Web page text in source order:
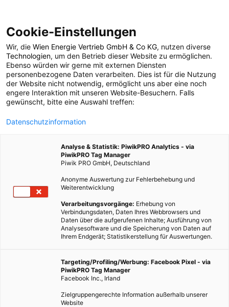
POSTS BY TAG
Co-Learning
1 BEITRAG
Cookie-Einstellungen
Wir, die Wien Energie Vertrieb GmbH & Co KG, nutzen diverse
Technologien, um den Betrieb dieser Website zu ermöglichen.
Ebenso würden wir gerne mit externen Diensten
personenbezogene Daten verarbeiten. Dies ist für die Nutzung
der Website nicht notwendig, ermöglicht uns aber eine noch
engere Interaktion mit unseren Website-Besuchern. Falls
gewünscht, bitte eine Auswahl treffen:
Datenschutzinformation
Analyse & Statistik: PiwikPRO Analytics - via
PiwikPRO Tag Manager
Piwik PRO GmbH, Deutschland
Anonyme Auswertung zur Fehlerbehebung und
Weiterentwicklung
Verarbeitungsvorgänge: Erhebung von
Verbindungsdaten, Daten Ihres Webbrowsers und
Daten über die aufgerufenen Inhalte; Ausführung von
Analysesoftware und die Speicherung von Daten auf
Ihrem Endgerät; Statistikerstellung für Auswertungen.
Targeting/Profiling/Werbung: Facebook Pixel - via
PiwikPRO Tag Manager
Facebook Inc., Irland
Zielgruppengerechte Information außerhalb unserer
Website